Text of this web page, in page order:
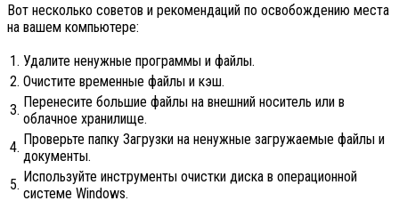
Вот несколько советов и рекомендаций по освобождению места
на вашем компьютере:
1. Удалите ненужные программы и файлы.
2. Очистите временные файлы и кэш.
3. Перенесите большие файлы на внешний носитель или в
облачное хранилище.
4. Проверьте папку Загрузки на ненужные загружаемые файлы и
документы.
5. Используйте инструменты очистки диска в операционной
системе Windows.